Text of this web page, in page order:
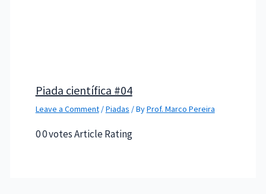
Piada científica #04
Leave a Comment /Piadas / ByProf. Marco Pereira
0 0 votes Article Rating